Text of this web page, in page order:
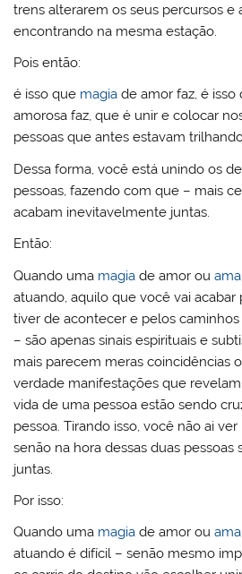
trens alterarem os seus percursos e
encontrando na mesma estação.
Pois então:
é isso que magia de amor faz, é
amorosa faz, que é unir e colocar
pessoas que antes estavam
Dessa forma, você está unindo os
pessoas, fazendo com que – mais
acabam inevitavelmente juntas.
Então:
Quando uma magia de amor ou
atuando, aquilo que você vai acabar
tiver de acontecer e pelos
– são apenas sinais espirituais e
mais parecem meras coincidências
verdade manifestações que
vida de uma pessoa estão sendo
pessoa. Tirando isso, você não ai
senão na hora dessas duas pessoas
juntas.
Por isso:
Quando uma magia de amor ou
atuando é difícil – senão mesmo